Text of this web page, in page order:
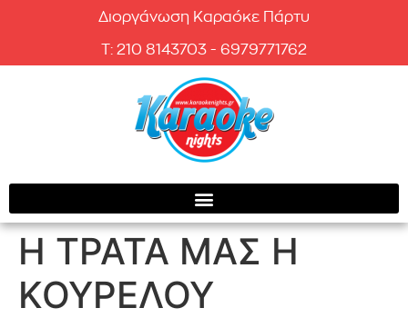
Διοργάνωση Καραόκε Πάρτυ
T: 210 8143703 - 6979771762
Η ΤΡΑΤΑ ΜΑΣ Η
ΚΟΥΡΕΛΟΥ